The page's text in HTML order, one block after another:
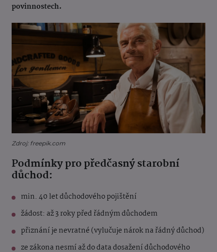
povinnostech.
Zdroj: freepik.com
Podmínky pro předčasný starobní
důchod:
min. 40 let důchodového pojištění
žádost: až 3 roky před řádným důchodem
přiznání je nevratné (vylučuje nárok na řádný důchod)
ze zákona nesmí až do data dosažení důchodového